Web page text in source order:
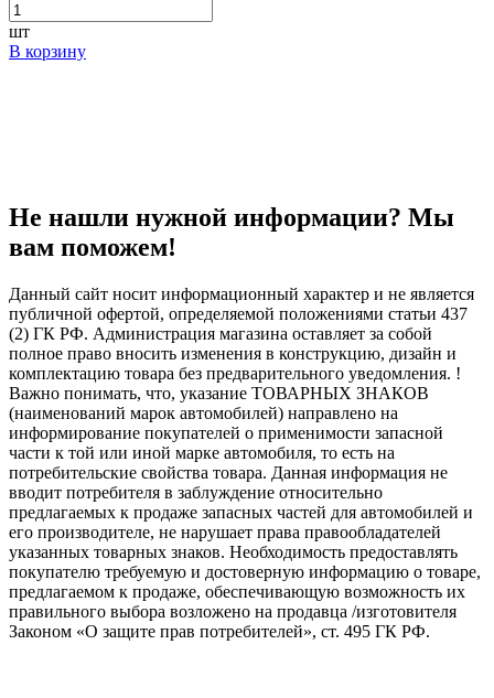
шт
В корзину
Не нашли нужной информации? Мы
вам поможем!
Данный сайт носит информационный характер и не является
публичной офертой, определяемой положениями статьи 437
(2) ГК РФ. Администрация магазина оставляет за собой
полное право вносить изменения в конструкцию, дизайн и
комплектацию товара без предварительного уведомления. !
Важно понимать, что, указание ТОВАРНЫХ ЗНАКОВ
(наименований марок автомобилей) направлено на
информирование покупателей о применимости запасной
части к той или иной марке автомобиля, то есть на
потребительские свойства товара. Данная информация не
вводит потребителя в заблуждение относительно
предлагаемых к продаже запасных частей для автомобилей и
его производителе, не нарушает права правообладателей
указанных товарных знаков. Необходимость предоставлять
покупателю требуемую и достоверную информацию о товаре,
предлагаемом к продаже, обеспечивающую возможность их
правильного выбора возложено на продавца /изготовителя
Законом «О защите прав потребителей», ст. 495 ГК РФ.